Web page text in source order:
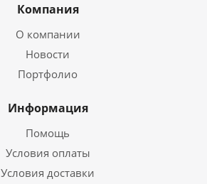
Компания
О компании
Новости
Портфолио
Информация
Помощь
Условия оплаты
Условия доставки